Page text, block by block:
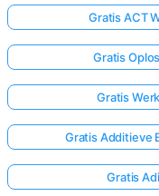
Gratis ACT
Gratis
Gratis
Gratis Additieve
Gratis